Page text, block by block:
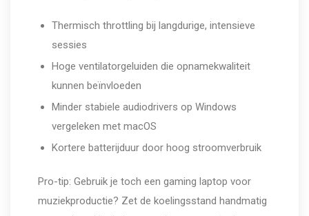
Thermisch throttling bij langdurige, intensieve
sessies
Hoge ventilatorgeluiden die opnamekwaliteit
kunnen beïnvloeden
Minder stabiele audiodrivers op Windows
vergeleken met macOS
Kortere batterijduur door hoog stroomverbruik
Pro-tip: Gebruik je toch een gaming laptop voor
muziekproductie? Zet de koelingsstand handmatig